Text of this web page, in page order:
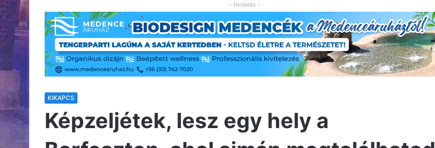
- Hirdetés -
KIKAPCS
Képzeljétek, lesz egy hely a